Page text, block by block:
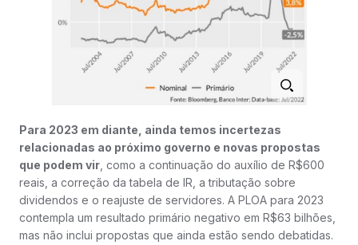
Para 2023 em diante, ainda temos incertezas
relacionadas ao próximo governo e novas propostas
que podem vir , como a continuação do auxílio de R$600
reais, a correção da tabela de IR, a tributação sobre
dividendos e o reajuste de servidores. A PLOA para 2023
contempla um resultado primário negativo em R$63 bilhões,
mas não inclui propostas que ainda estão sendo debatidas.